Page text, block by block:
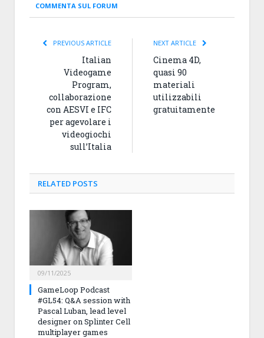
COMMENTA SUL FORUM
PREVIOUS ARTICLE
Italian
Videogame
Program,
collaborazione
con AESVI e IFC
per agevolare i
videogiochi
sull’Italia
NEXT ARTICLE
Cinema 4D,
quasi 90
materiali
utilizzabili
gratuitamente
RELATED POSTS
09/11/2025
GameLoop Podcast
#GL54: Q&A session with
Pascal Luban, lead level
designer on Splinter Cell
multiplayer games